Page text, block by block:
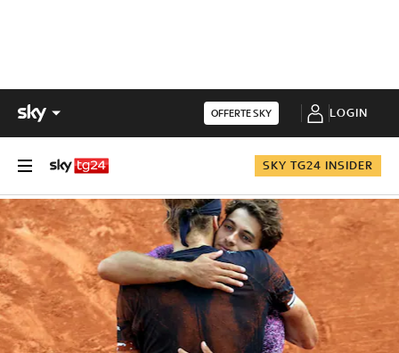
OFFERTE SKY LOGIN
SKY TG24 INSIDER